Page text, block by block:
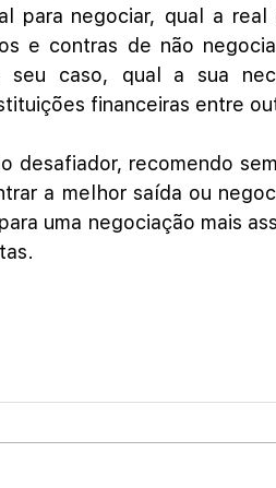
para negociar, qual a real
e contras de não
seu caso, qual a sua
financeiras entre
desafiador, recomendo
a melhor saída ou
uma negociação mais